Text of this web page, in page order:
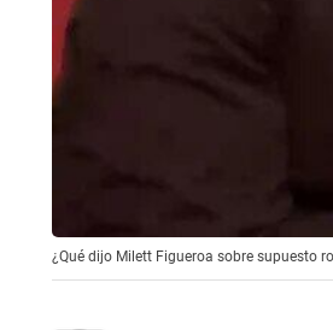
¿Qué dijo Milett Figueroa sobre supuesto